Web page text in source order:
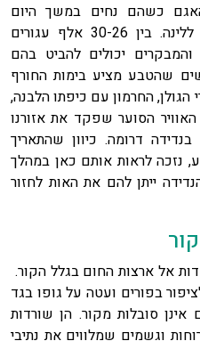
כשהם נחים במשך היום
ולקראת שקיעה הם מתאספים ללינה. בין 30-26 אלף עגורים
יכולים להביט בהם
שהטבע מציע בימות החורף
החרמון עם כיפתו הלבנה,
האוויר הסוער שפקד את אזורנו
דרומה. כיוון שהתאריך
נזכה לראות אותם כאן במהלך
ייתן להם את האות לחזור
אל ארצות החום בגלל הקור.
בפורים ועטה על גופו בגד
אינן סובלות מקור. הן שורדות
וגשמים שמלווים את נתיבי